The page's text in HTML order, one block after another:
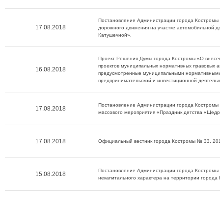
17.08.2018
Постановление Администрации города
дорожного движения на участке автомобильной
Катушечной».
16.08.2018
Проект Решения Думы города Костромы «О
проектов муниципальных нормативных
предусмотренные муниципальными
предпринимательской и инвестиционной
17.08.2018
Постановление Администрации города
массового мероприятия «Праздник детства
17.08.2018 Официальный вестник города Костромы № 33,
15.08.2018
Постановление Администрации города
некапитального характера на территории